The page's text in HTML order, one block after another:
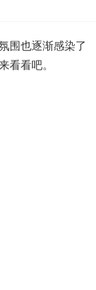
围也逐渐感染了
看看吧。